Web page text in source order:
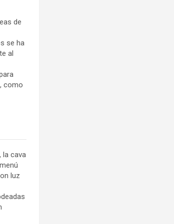
de
se ha
al
como
la cava
luz